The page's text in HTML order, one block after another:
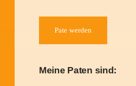
Pate werden
Meine Paten sind: